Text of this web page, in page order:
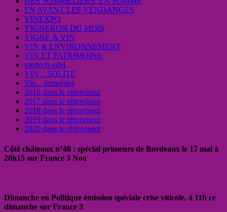
EN AVANT LES VENDANGES
VINEXPO
VIGNERON DU MOIS
VIGNE & VIN
VIN & ENVIRONNEMENT
VIN ET PATRIMOINE
vinitech-sifel
VIN…SOLITE
Vin…tempéries
2016 dans le rétroviseur
2017 dans le rétroviseur
2018 dans le rétroviseur
2019 dans le rétroviseur
2020 dans le rétroviseur
Côté châteaux n°40 : spécial primeurs de Bordeaux le 17 mai à
20h15 sur France 3 Noa
Dimanche en Politique émission spéciale crise viticole, à 11h ce
dimanche sur France 3